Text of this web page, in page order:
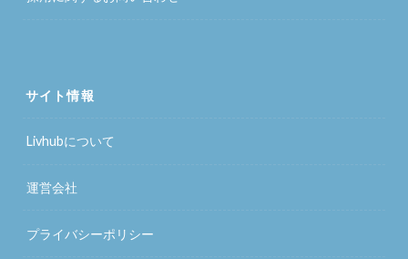
サイト情報
Livhubについて
運営会社
プライバシーポリシー